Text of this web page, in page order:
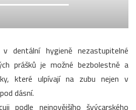
dentální hygieně nezastupitelné
prášků je možné bezbolestně a
které ulpívají na zubu nejen v
dásní.
podle nejnovějšího švýcarského